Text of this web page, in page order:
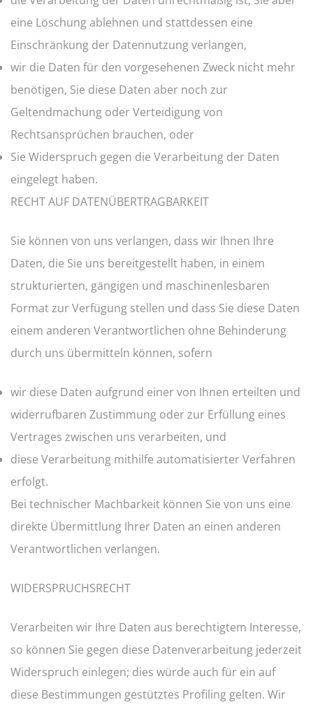
eine Löschung ablehnen und stattdessen eine
Einschränkung der Datennutzung verlangen,
wir die Daten für den vorgesehenen Zweck nicht mehr
benötigen, Sie diese Daten aber noch zur
Geltendmachung oder Verteidigung von
Rechtsansprüchen brauchen, oder
Sie Widerspruch gegen die Verarbeitung der Daten
eingelegt haben.
RECHT AUF DATENÜBERTRAGBARKEIT
Sie können von uns verlangen, dass wir Ihnen Ihre
Daten, die Sie uns bereitgestellt haben, in einem
strukturierten, gängigen und maschinenlesbaren
Format zur Verfügung stellen und dass Sie diese Daten
einem anderen Verantwortlichen ohne Behinderung
durch uns übermitteln können, sofern
wir diese Daten aufgrund einer von Ihnen erteilten und
widerrufbaren Zustimmung oder zur Erfüllung eines
Vertrages zwischen uns verarbeiten, und
diese Verarbeitung mithilfe automatisierter Verfahren
erfolgt.
Bei technischer Machbarkeit können Sie von uns eine
direkte Übermittlung Ihrer Daten an einen anderen
Verantwortlichen verlangen.
WIDERSPRUCHSRECHT
Verarbeiten wir Ihre Daten aus berechtigtem Interesse,
so können Sie gegen diese Datenverarbeitung jederzeit
Widerspruch einlegen; dies würde auch für ein auf
diese Bestimmungen gestütztes Profiling gelten. Wir